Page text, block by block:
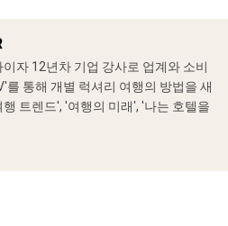
자 12년차 기업 강사로 업계와 소비
통해 개별 럭셔리 여행의 방법을 새
트렌드', '여행의 미래', '나는 호텔을